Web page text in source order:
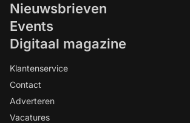
Nieuwsbrieven
Events
Digitaal magazine
Klantenservice
Contact
Adverteren
Vacatures